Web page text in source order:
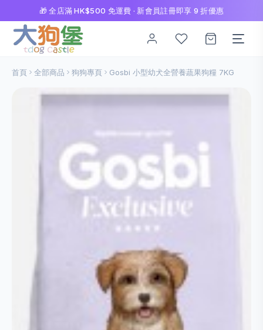
🎁 全店滿 HK$500 免運費 · 新會員註冊即享 9 折優惠
首頁 全部商品 狗狗專頁 Gosbi 小型幼犬全營養蔬果狗糧 7KG